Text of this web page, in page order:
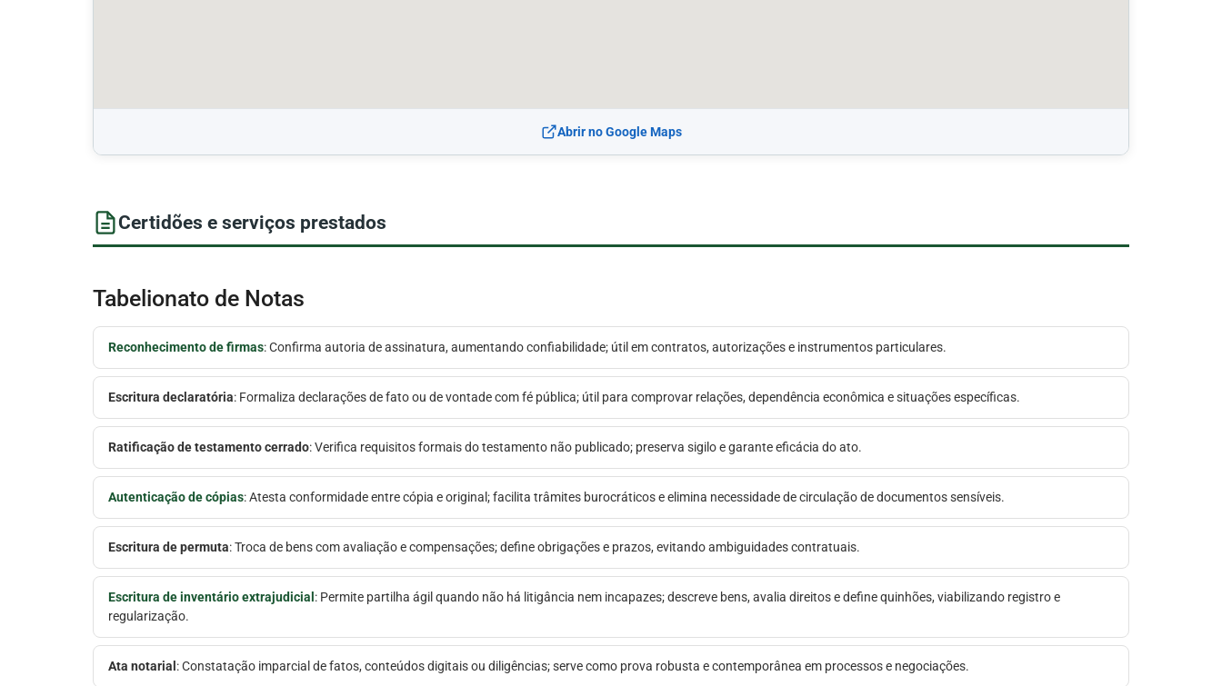
Abrir no Google Maps
Certidões e serviços prestados
Tabelionato de Notas
Reconhecimento de firmas: Confirma autoria de assinatura, aumentando confiabilidade; útil em contratos, autorizações e instrumentos particulares.
Escritura declaratória: Formaliza declarações de fato ou de vontade com fé pública; útil para comprovar relações, dependência econômica e situações específicas.
Ratificação de testamento cerrado: Verifica requisitos formais do testamento não publicado; preserva sigilo e garante eficácia do ato.
Autenticação de cópias: Atesta conformidade entre cópia e original; facilita trâmites burocráticos e elimina necessidade de circulação de documentos sensíveis.
Escritura de permuta: Troca de bens com avaliação e compensações; define obrigações e prazos, evitando ambiguidades contratuais.
Escritura de inventário extrajudicial : Permite partilha ágil quando não há litigância nem incapazes; descreve bens, avalia direitos e define quinhões, viabilizando registro e
regularização.
Ata notarial : Constatação imparcial de fatos, conteúdos digitais ou diligências; serve como prova robusta e contemporânea em processos e negociações.